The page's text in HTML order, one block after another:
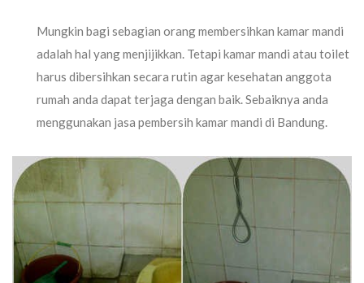
Mungkin bagi sebagian orang membersihkan kamar mandi
adalah hal yang menjijikkan. Tetapi kamar mandi atau toilet
harus dibersihkan secara rutin agar kesehatan anggota
rumah anda dapat terjaga dengan baik. Sebaiknya anda
menggunakan jasa pembersih kamar mandi di Bandung.